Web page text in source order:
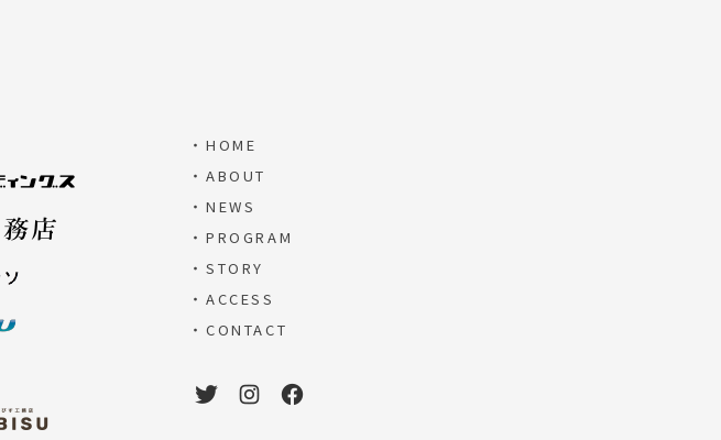
・HOME
・ABOUT
・NEWS
・PROGRAM
・STORY
・ACCESS
・CONTACT